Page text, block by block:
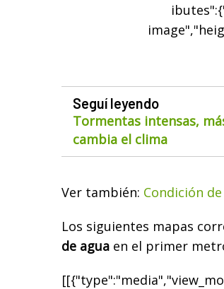
Seguí leyendo
Tormentas intensas,
cambia el clima
Ver también: Condición
Los siguientes mapas
de agua en el primer